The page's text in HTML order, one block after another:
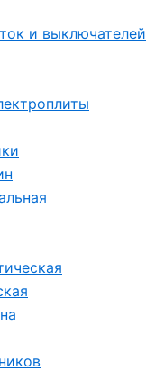
и выключателей